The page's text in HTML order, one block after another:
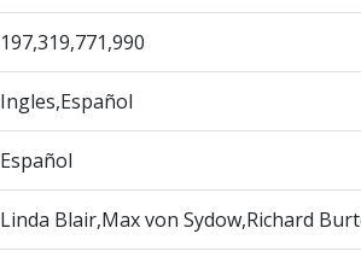
197,319,771,990
Ingles,Español
Español
Linda Blair,Max von Sydow,Richard